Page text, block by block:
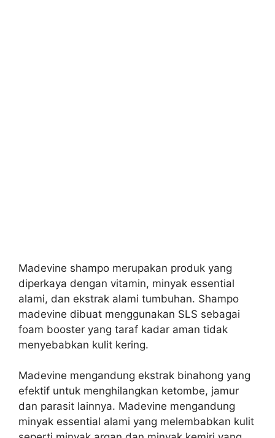
Madevine shampo merupakan produk yang
diperkaya dengan vitamin, minyak essential
alami, dan ekstrak alami tumbuhan. Shampo
madevine dibuat menggunakan SLS sebagai
foam booster yang taraf kadar aman tidak
menyebabkan kulit kering.
Madevine mengandung ekstrak binahong yang
efektif untuk menghilangkan ketombe, jamur
dan parasit lainnya. Madevine mengandung
minyak essential alami yang melembabkan kulit